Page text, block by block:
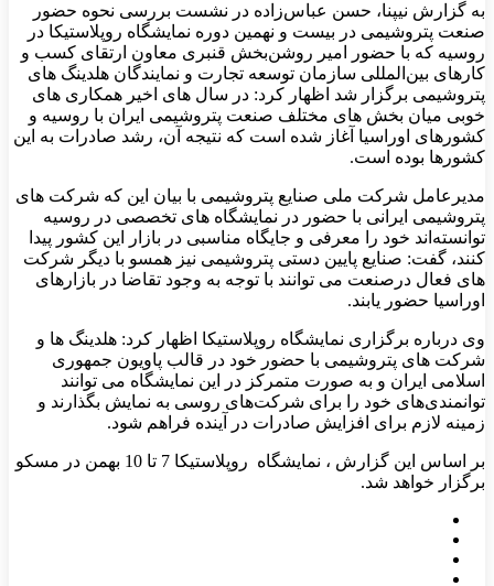
به گزارش نیپنا، حسن عباس‌زاده در نشست بررسی نحوه حضور
صنعت پتروشیمی در بیست و نهمین دوره نمایشگاه روپلاستیکا در
روسیه که با حضور امیر روشن‌بخش قنبری معاون ارتقای کسب و
کارهای بین‌المللی سازمان توسعه تجارت و نمایندگان هلدینگ های
پتروشیمی برگزار شد اظهار کرد: در سال‌ های اخیر همکاری‌ های
خوبی میان بخش های مختلف صنعت پتروشیمی ایران با روسیه و
کشورهای اوراسیا آغاز شده است که نتیجه آن، رشد صادرات به این
کشورها بوده است.
مدیرعامل شرکت ملی صنایع پتروشیمی با بیان این که شرکت‌ های
پتروشیمی ایرانی با حضور در نمایشگاه‌ های تخصصی در روسیه
توانسته‌اند خود را معرفی و جایگاه مناسبی در بازار این کشور پیدا
کنند، گفت: صنایع پایین دستی پتروشیمی نیز همسو با دیگر شرکت
های فعال درصنعت می توانند با توجه به وجود تقاضا در بازارهای
اوراسیا حضور یابند.
وی درباره برگزاری نمایشگاه روپلاستیکا اظهار کرد: هلدینگ ها و
شرکت های پتروشیمی با حضور خود در قالب پاویون جمهوری
اسلامی ایران و به صورت متمرکز در این نمایشگاه می توانند
توانمندی‌های خود را برای شرکت‌های روسی به نمایش بگذارند و
زمینه لازم برای افزایش صادرات در آینده فراهم شود.
بر اساس این گزارش ، نمایشگاه روپلاستیکا 7 تا 10 بهمن در مسکو
برگزار خواهد شد.